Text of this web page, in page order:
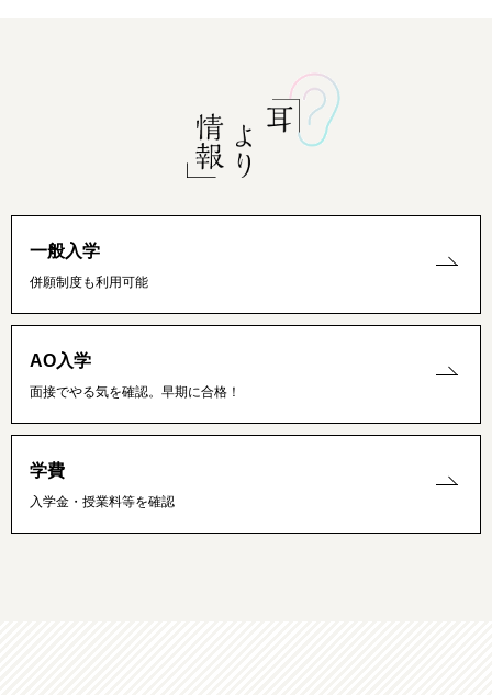
一般入学
併願制度も利用可能
AO入学
面接でやる気を確認。早期に合格！
学費
入学金・授業料等を確認